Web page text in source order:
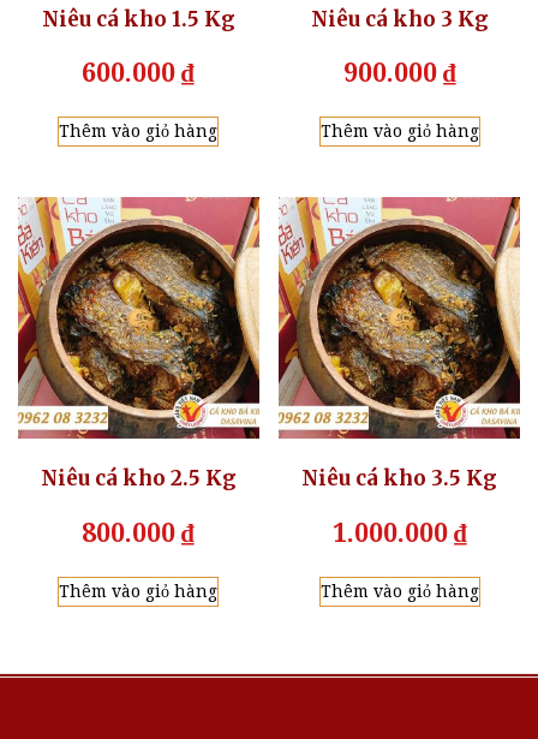
Niêu cá kho 1.5 Kg
600.000₫
Thêm vào giỏ hàng
Niêu cá kho 3 Kg
900.000 ₫
Thêm vào giỏ hàng
Niêu cá kho 2.5 Kg
800.000₫
Thêm vào giỏ hàng
Niêu cá kho 3.5 Kg
1.000.000 ₫
Thêm vào giỏ hàng